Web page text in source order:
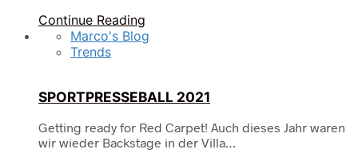
Continue Reading
Marco's Blog
Trends
SPORTPRESSEBALL 2021
Getting ready for Red Carpet! Auch dieses Jahr waren
wir wieder Backstage in der Villa…